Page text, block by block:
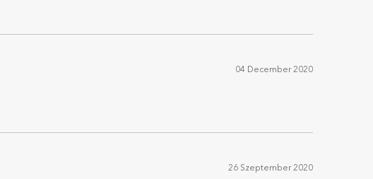
04 December 2020
26 Szeptember 2020